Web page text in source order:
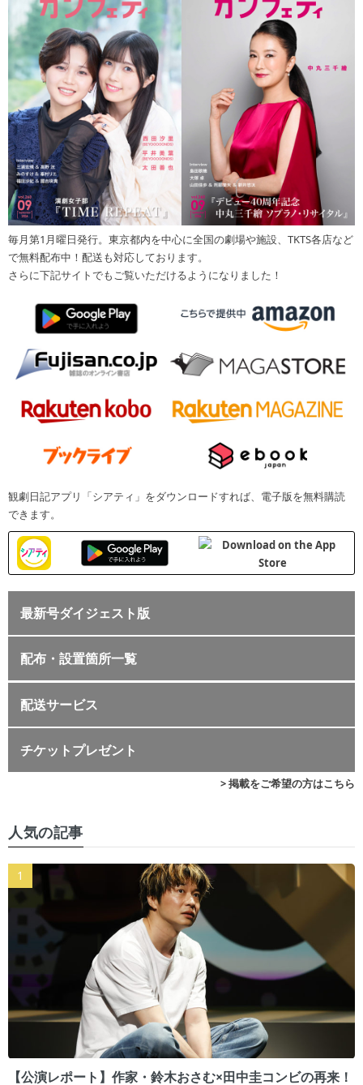
毎月第1月曜日発行。東京都内を中心に全国の劇場や施設、TKTS各店など
で無料配布中！配送も対応しております。
さらに下記サイトでもご覧いただけるようになりました！
観劇日記アプリ「シアティ」をダウンロードすれば、電子版を無料購読
できます。
最新号ダイジェスト版
配布・設置箇所一覧
配送サービス
チケットプレゼント
> 掲載をご希望の方はこちら
人気の記事
【公演レポート】作家・鈴木おさむ×田中圭コンビの再来！